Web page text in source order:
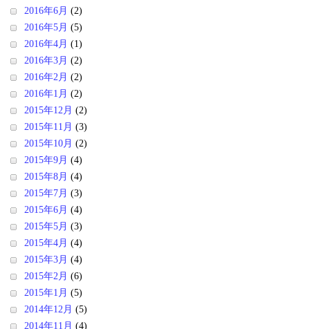
2016年6月 (2)
2016年5月 (5)
2016年4月 (1)
2016年3月 (2)
2016年2月 (2)
2016年1月 (2)
2015年12月 (2)
2015年11月 (3)
2015年10月 (2)
2015年9月 (4)
2015年8月 (4)
2015年7月 (3)
2015年6月 (4)
2015年5月 (3)
2015年4月 (4)
2015年3月 (4)
2015年2月 (6)
2015年1月 (5)
2014年12月 (5)
2014年11月 (4)